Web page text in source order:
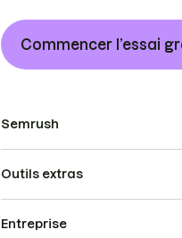
Commencer l’essai
Semrush
Outils extras
Entreprise